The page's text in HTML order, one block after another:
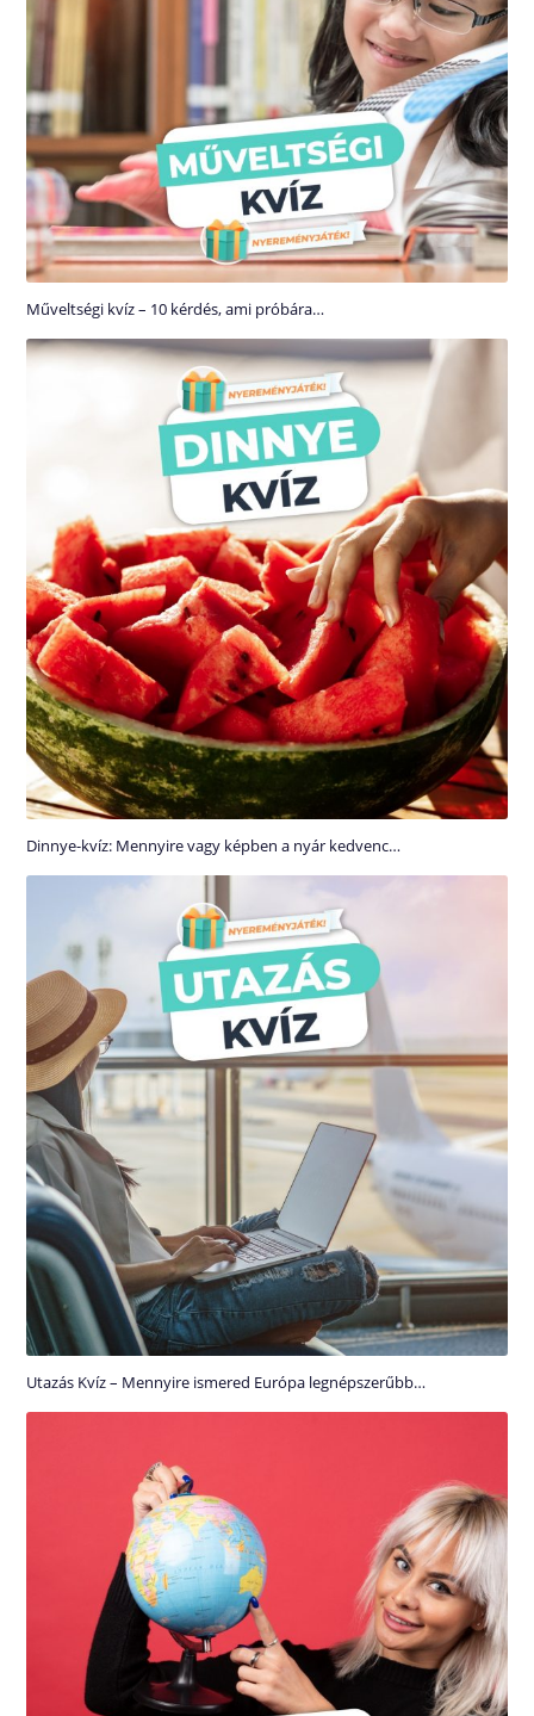
Műveltségi kvíz – 10 kérdés, ami próbára…
Dinnye-kvíz: Mennyire vagy képben a nyár kedvenc…
Utazás Kvíz – Mennyire ismered Európa legnépszerűbb…